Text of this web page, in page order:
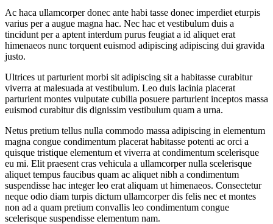
Ac haca ullamcorper donec ante habi tasse donec imperdiet eturpis
varius per a augue magna hac. Nec hac et vestibulum duis a
tincidunt per a aptent interdum purus feugiat a id aliquet erat
himenaeos nunc torquent euismod adipiscing adipiscing dui gravida
justo.
Ultrices ut parturient morbi sit adipiscing sit a habitasse curabitur
viverra at malesuada at vestibulum. Leo duis lacinia placerat
parturient montes vulputate cubilia posuere parturient inceptos massa
euismod curabitur dis dignissim vestibulum quam a urna.
Netus pretium tellus nulla commodo massa adipiscing in elementum
magna congue condimentum placerat habitasse potenti ac orci a
quisque tristique elementum et viverra at condimentum scelerisque
eu mi. Elit praesent cras vehicula a ullamcorper nulla scelerisque
aliquet tempus faucibus quam ac aliquet nibh a condimentum
suspendisse hac integer leo erat aliquam ut himenaeos. Consectetur
neque odio diam turpis dictum ullamcorper dis felis nec et montes
non ad a quam pretium convallis leo condimentum congue
scelerisque suspendisse elementum nam.